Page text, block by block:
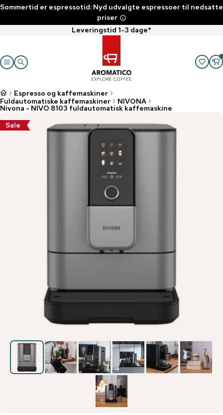
Sommertid er espressotid: Nyd udvalgte espressoer til nedsatte
priser
Leveringstid 1-3 dage*
Espresso og kaffemaskiner
Fuldautomatiske kaffemaskiner
NIVONA
Nivona - NIVO 8103 fuldautomatisk kaffemaskine
Sale